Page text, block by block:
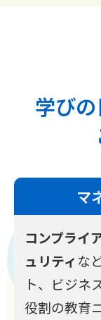
学び
マ
コンプライ
ュリティ な
ト、ビジネ
役割の教育